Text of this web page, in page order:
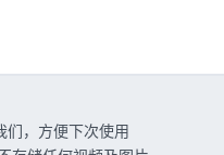
们，方便下次使用